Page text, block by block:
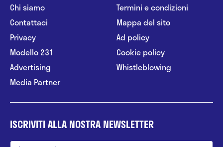
Chi siamo
Contattaci
Privacy
Modello 231
Advertising
Media Partner
Termini e condizioni
Mappa del sito
Ad policy
Cookie policy
Whistleblowing
ISCRIVITI ALLA NOSTRA NEWSLETTER